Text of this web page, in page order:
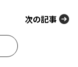
次の記事